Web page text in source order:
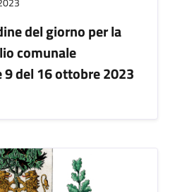
del giorno per la
comunale
del 16 ottobre 2023